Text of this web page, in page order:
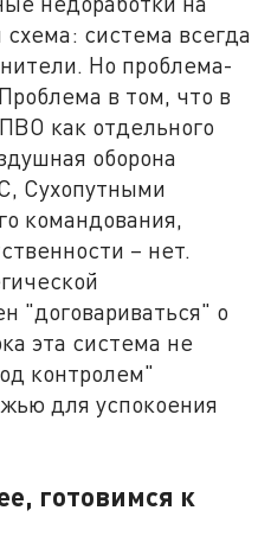
система всегда
Но проблема-
в том, что в
как отдельного
оборона
Сухопутными
командования,
– нет.
"договариваться" о
эта система не
контролем"
для успокоения
готовимся к